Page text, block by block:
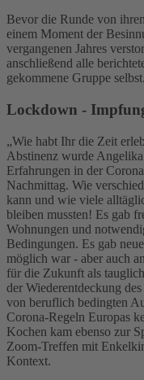
Bevor die Runde von
einem Moment der
vergangenen Jahres
anschließend alle
gekommene Gruppe selbst.
Lockdown -
„Wie habt Ihr die Zeit
Abstinenz wurde
Erfahrungen in der
Nachmittag. Wie
kann und wie viele
bleiben mussten! Es gab
Wohnungen und
Bedingungen. Es gab
möglich war - aber auch
für die Zukunft als
der Wiederentdeckung
von beruflich bedingten
Corona-Regeln Europas
Kochen kam ebenso zur
Zoom-Treffen mit
Kontext.